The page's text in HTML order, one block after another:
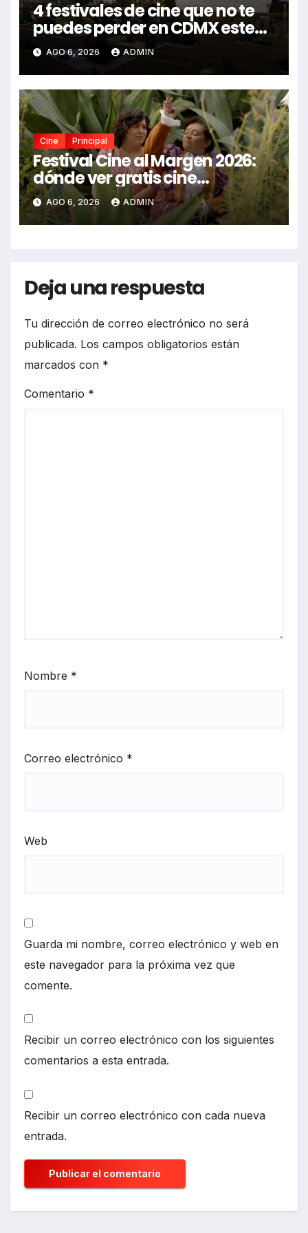
4 festivales de cine que no te
puedes perder en CDMX este
2026
AGO 6, 2026 ADMIN
Cine Principal
Festival Cine al Margen 2026:
dónde ver gratis cine
mexicano independiente en
CDMX y en línea
AGO 6, 2026 ADMIN
Deja una respuesta
Tu dirección de correo electrónico no será
publicada. Los campos obligatorios están
marcados con *
Comentario *
Nombre *
Correo electrónico *
Web
Guarda mi nombre, correo electrónico y web en
este navegador para la próxima vez que
comente.
Recibir un correo electrónico con los siguientes
comentarios a esta entrada.
Recibir un correo electrónico con cada nueva
entrada.